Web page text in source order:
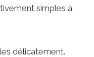
simples à
délicatement.